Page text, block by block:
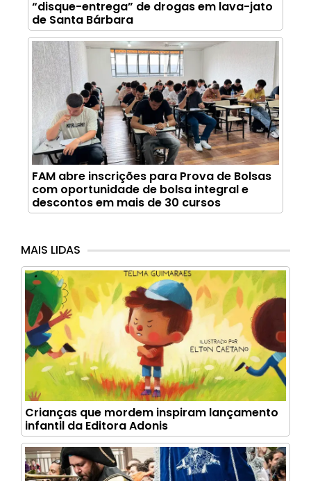
“disque-entrega” de drogas em lava-jato
de Santa Bárbara
FAM abre inscrições para Prova de Bolsas
com oportunidade de bolsa integral e
descontos em mais de 30 cursos
MAIS LIDAS
Crianças que mordem inspiram lançamento
infantil da Editora Adonis